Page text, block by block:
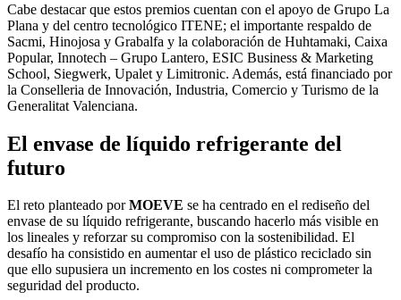
Cabe destacar que estos premios cuentan con el apoyo de Grupo La
Plana y del centro tecnológico ITENE; el importante respaldo de
Sacmi, Hinojosa y Grabalfa y la colaboración de Huhtamaki, Caixa
Popular, Innotech – Grupo Lantero, ESIC Business & Marketing
School, Siegwerk, Upalet y Limitronic. Además, está financiado por
la Conselleria de Innovación, Industria, Comercio y Turismo de la
Generalitat Valenciana.
El envase de líquido refrigerante del
futuro
El reto planteado porMOEVE se ha centrado en el rediseño del
envase de su líquido refrigerante, buscando hacerlo más visible en
los lineales y reforzar su compromiso con la sostenibilidad. El
desafío ha consistido en aumentar el uso de plástico reciclado sin
que ello supusiera un incremento en los costes ni comprometer la
seguridad del producto.